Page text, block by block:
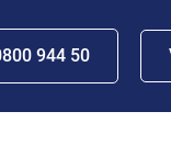
944 50